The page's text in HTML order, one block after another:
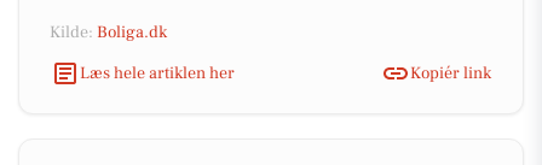
Kilde: Boliga.dk
Læs hele artiklen her
Kopiér link